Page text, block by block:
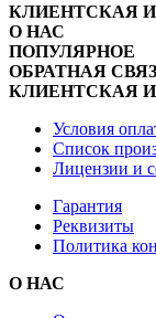
КЛИЕНТСКАЯ
О НАС
ПОПУЛЯРНОЕ
ОБРАТНАЯ
КЛИЕНТСКАЯ
Условия
Список
Лицензии и
Гарантия
Реквизиты
Политика
О НАС